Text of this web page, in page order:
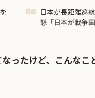
08
日本が長距離巡
怒「日本が戦争
ったけど、こんなこ